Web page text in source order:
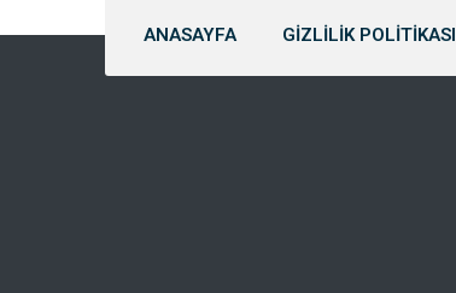
ANASAYFA GIZLILIK POLITIKASI